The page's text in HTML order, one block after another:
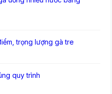
trọng lượng gà tre
quy trình